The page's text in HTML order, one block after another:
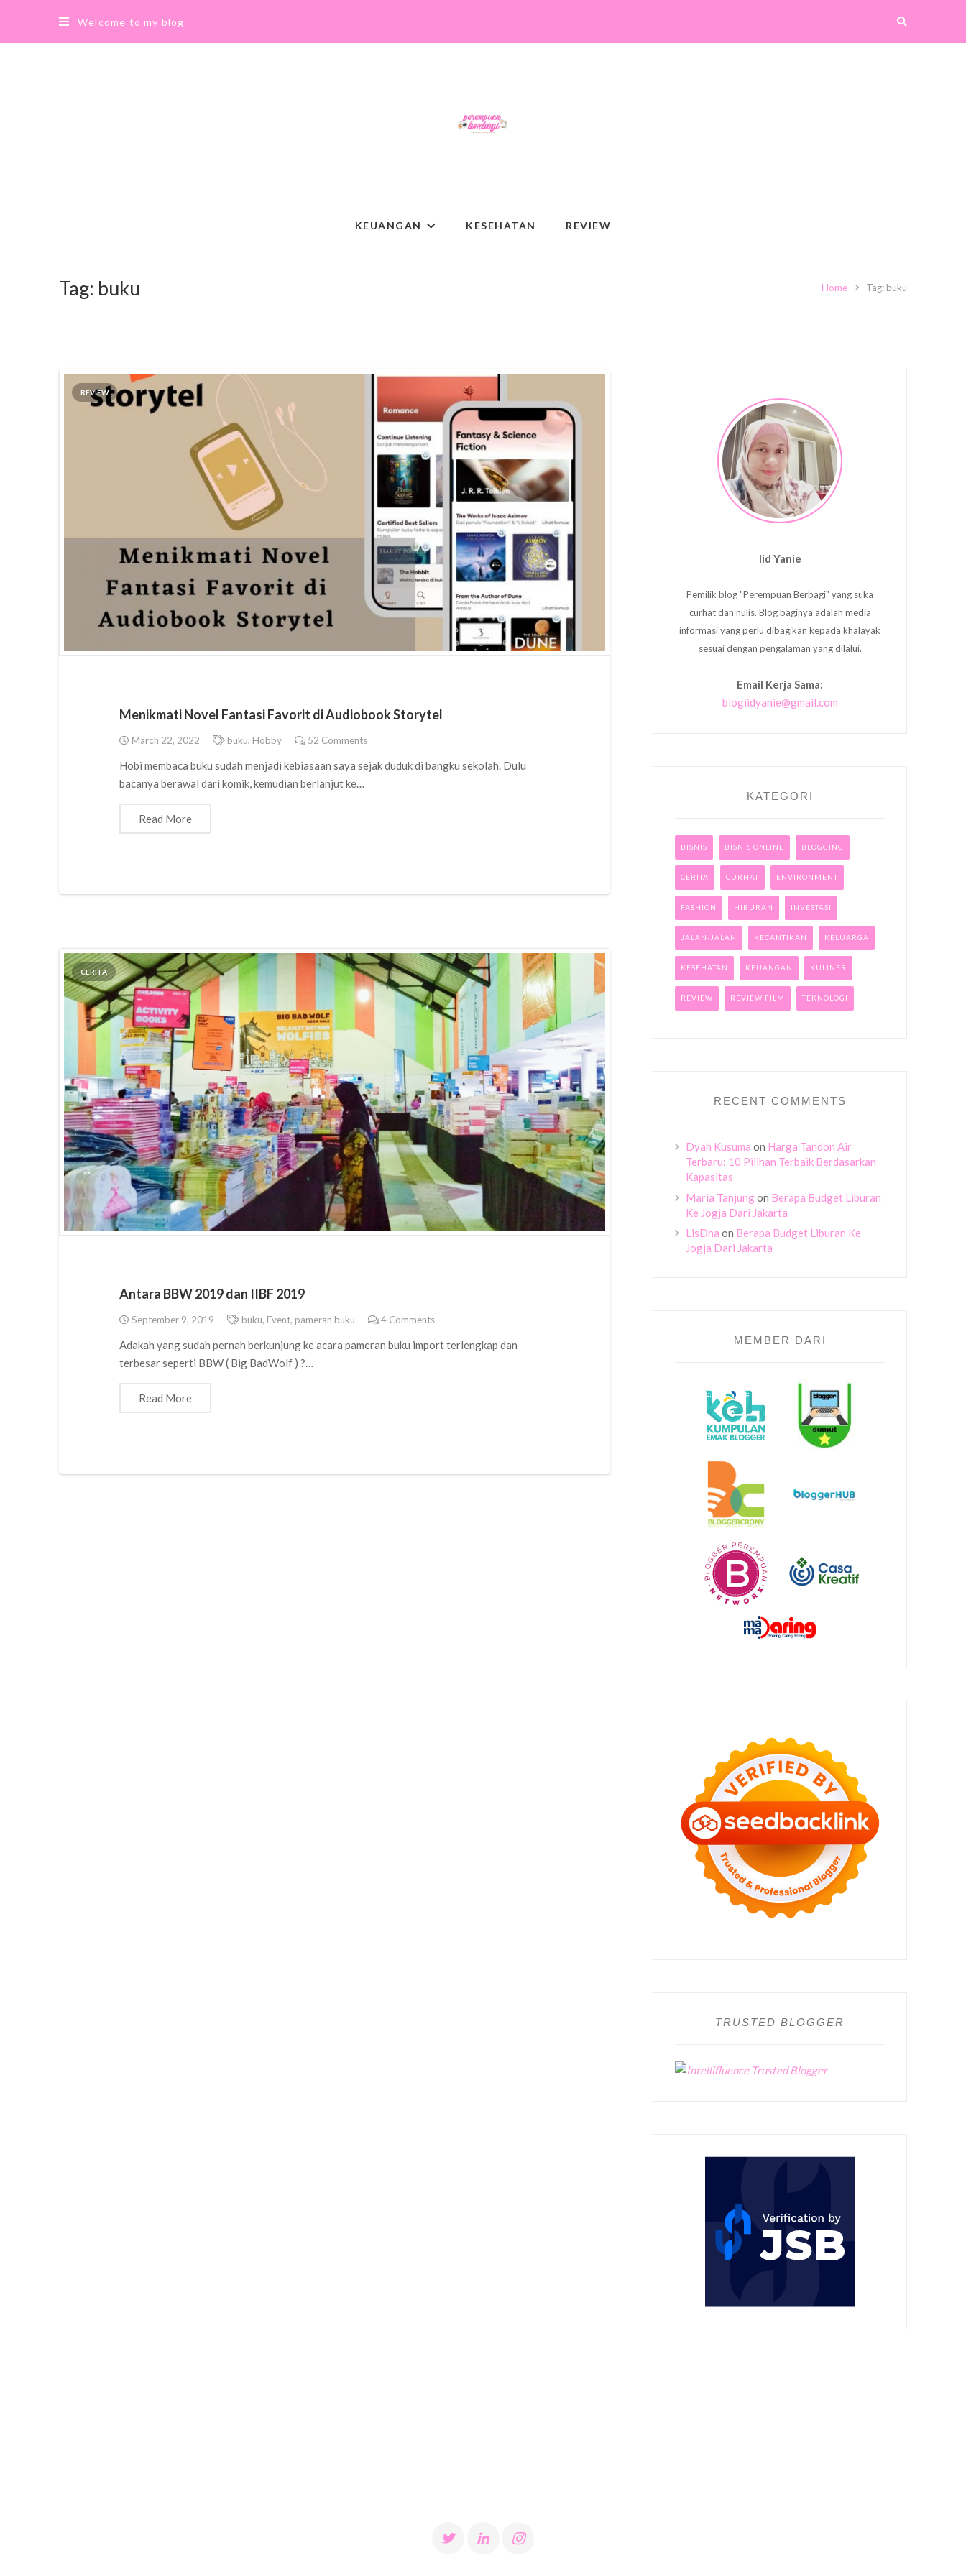
Welcome to my blog
KEUANGAN KESEHATAN REVIEW
Tag: buku Home Tag: buku
REVIEW
Menikmati Novel Fantasi Favorit di Audiobook Storytel
March 22, 2022 buku, Hobby 52 Comments
Hobi membaca buku sudah menjadi kebiasaan saya sejak duduk di bangku sekolah. Dulu
bacanya berawal dari komik, kemudian berlanjut ke…
Read More
CERITA
Antara BBW 2019 dan IIBF 2019
September 9, 2019 buku, Event, pameran buku 4 Comments
Adakah yang sudah pernah berkunjung ke acara pameran buku import terlengkap dan
terbesar seperti BBW ( Big BadWolf ) ?…
Read More
Iid Yanie
Pemilik blog "Perempuan Berbagi" yang suka
curhat dan nulis. Blog baginya adalah media
informasi yang perlu dibagikan kepada khalayak
sesuai dengan pengalaman yang dilalui.
Email Kerja Sama:
blogiidyanie@gmail.com
KATEGORI
BISNIS BISNIS ONLINE BLOGGING
CERITA CURHAT ENVIRONMENT
FASHION HIBURAN INVESTASI
JALAN-JALAN KECANTIKAN KELUARGA
KESEHATAN KEUANGAN KULINER
REVIEW REVIEW FILM TEKNOLOGI
RECENT COMMENTS
Dyah Kusuma on Harga Tandon Air
Terbaru: 10 Pilihan Terbaik Berdasarkan
Kapasitas
Maria Tanjungon Berapa Budget Liburan
Ke Jogja Dari Jakarta
LisDha on Berapa Budget Liburan Ke
Jogja Dari Jakarta
MEMBER DARI
TRUSTED BLOGGER